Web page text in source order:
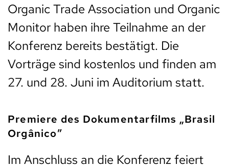
Organic Trade Association und Organic
Monitor haben ihre Teilnahme an der
Konferenz bereits bestätigt. Die
Vorträge sind kostenlos und finden am
27. und 28. Juni im Auditorium statt.
Premiere des Dokumentarfilms „Brasil
Orgânico”
Im Anschluss an die Konferenz feiert